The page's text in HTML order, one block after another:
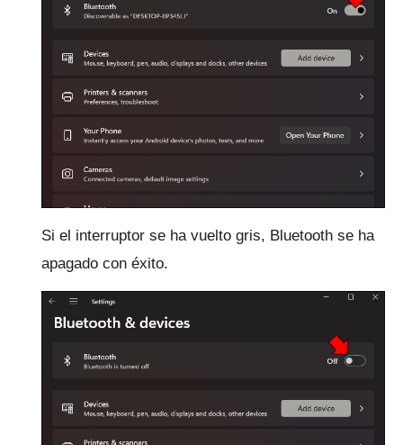
Si el interruptor se ha vuelto gris, Bluetooth se ha
apagado con éxito.